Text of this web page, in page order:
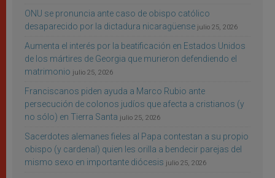
ONU se pronuncia ante caso de obispo católico
desaparecido por la dictadura nicaragüense julio 25, 2026
Aumenta el interés por la beatificación en Estados Unidos
de los mártires de Georgia que murieron defendiendo el
matrimonio julio 25, 2026
Franciscanos piden ayuda a Marco Rubio ante
persecución de colonos judíos que afecta a cristianos (y
no sólo) en Tierra Santa julio 25, 2026
Sacerdotes alemanes fieles al Papa contestan a su propio
obispo (y cardenal) quien les orilla a bendecir parejas del
mismo sexo en importante diócesis julio 25, 2026